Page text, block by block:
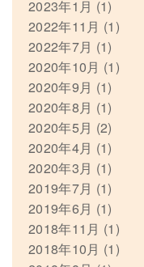
2023年1月 (1)
2022年11月 (1)
2022年7月 (1)
2020年10月 (1)
2020年9月 (1)
2020年8月 (1)
2020年5月 (2)
2020年4月 (1)
2020年3月 (1)
2019年7月 (1)
2019年6月 (1)
2018年11月 (1)
2018年10月 (1)